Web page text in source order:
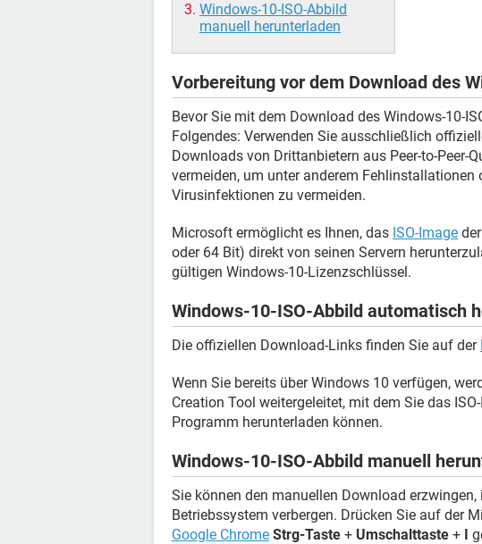
Windows-10-ISO-Abbild
manuell herunterladen
Vorbereitung vor dem Download des
Bevor Sie mit dem Download des Windows-10-
Folgendes: Verwenden Sie ausschließlich
Downloads von Drittanbietern aus Peer-to-Peer-
vermeiden, um unter anderem
Virusinfektionen zu vermeiden.
Microsoft ermöglicht es Ihnen, das ISO-Image
oder 64 Bit) direkt von seinen Servern
gültigen Windows-10-Lizenzschlüssel.
Windows-10-ISO-Abbild automatisch
Die offiziellen Download-Links finden Sie auf der
Wenn Sie bereits über Windows 10 verfügen,
Creation Tool weitergeleitet, mit dem Sie das
Programm herunterladen können.
Windows-10-ISO-Abbild manuell
Sie können den manuellen Download erzwingen,
Betriebssystem verbergen. Drücken Sie auf der
Google Chrome Strg-Taste + Umschalttaste + I